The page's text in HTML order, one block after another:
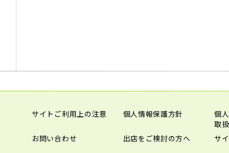
サイトご利用上の注意 個人情報保護方針
個
取
お問い合わせ
出店をご検討の方へ サ